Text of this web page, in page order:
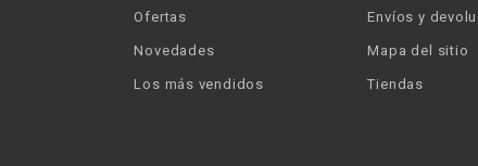
Ofertas
Novedades
Los más vendidos
Envíos y
Mapa del sitio
Tiendas